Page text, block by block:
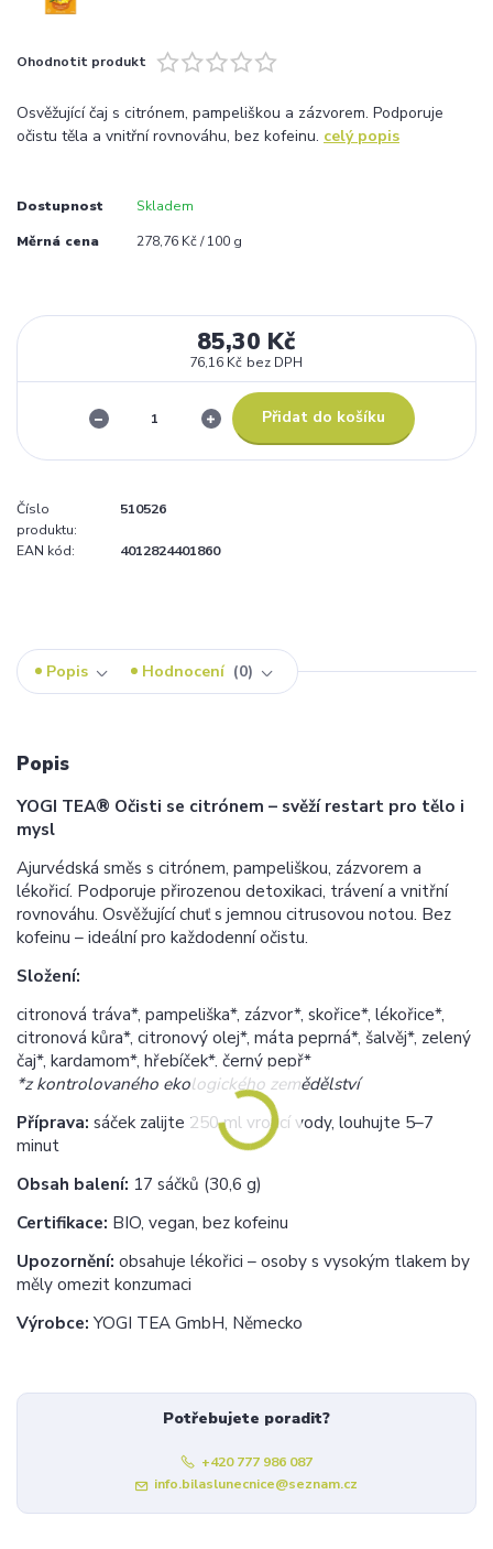
Ohodnotit produkt
Osvěžující čaj s citrónem, pampeliškou a zázvorem. Podporuje
očistu těla a vnitřní rovnováhu, bez kofeinu. celý popis
Dostupnost Skladem
Měrná cena 278,76 Kč / 100 g
85,30 Kč
76,16 Kč bez DPH
Přidat do košíku
Číslo
produktu:
510526
EAN kód: 4012824401860
Popis Hodnocení 0
Popis
YOGI TEA® Očisti se citrónem – svěží restart pro tělo i
mysl
Ajurvédská směs s citrónem, pampeliškou, zázvorem a
lékořicí. Podporuje přirozenou detoxikaci, trávení a vnitřní
rovnováhu. Osvěžující chuť s jemnou citrusovou notou. Bez
kofeinu – ideální pro každodenní očistu.
Složení:
citronová tráva*, pampeliška*, zázvor*, skořice*, lékořice*,
citronová kůra*, citronový olej*, máta peprná*, šalvěj*, zelený
čaj*, kardamom*, hřebíček*, černý pepř*
*z kontrolovaného ekologického zemědělství
Příprava: sáček zalijte 250 ml vroucí vody, louhujte 5–7
minut
Obsah balení: 17 sáčků (30,6 g)
Certifikace: BIO, vegan, bez kofeinu
Upozornění: obsahuje lékořici – osoby s vysokým tlakem by
měly omezit konzumaci
Výrobce: YOGI TEA GmbH, Německo
Potřebujete poradit?
+420 777 986 087
info.bilaslunecnice@seznam.cz